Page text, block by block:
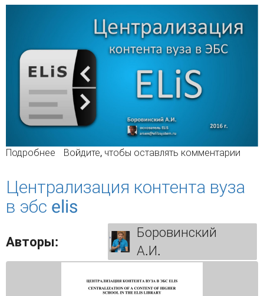
Подробнее о Централизация контента вуза в ЭБС ELiS
Войдите, чтобы оставлять комментарии
Централизация контента вуза
в эбс elis
Авторы:
Боровинский
А.И.